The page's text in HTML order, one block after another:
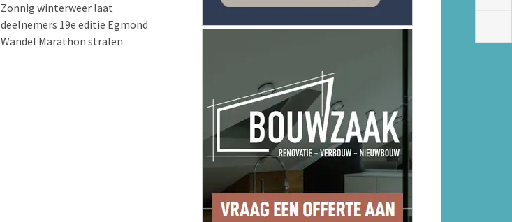
Zonnig winterweer laat
deelnemers 19e editie Egmond
Wandel Marathon stralen